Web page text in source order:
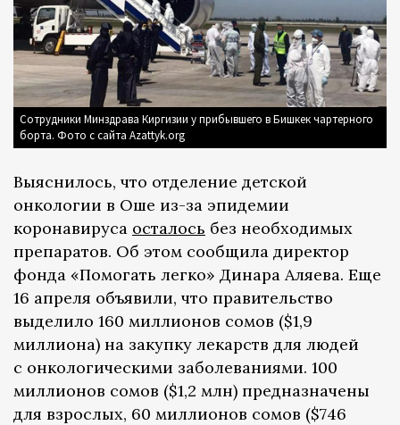
Сотрудники Минздрава Киргизии у прибывшего в Бишкек чартерного
борта. Фото с сайта Azattyk.org
Выяснилось, что отделение детской
онкологии в Оше из-за эпидемии
коронавируса осталось без необходимых
препаратов. Об этом сообщила директор
фонда «Помогать легко» Динара Аляева. Еще
16 апреля объявили, что правительство
выделило 160 миллионов сомов ($1,9
миллиона) на закупку лекарств для людей
с онкологическими заболеваниями. 100
миллионов сомов ($1,2 млн) предназначены
для взрослых, 60 миллионов сомов ($746